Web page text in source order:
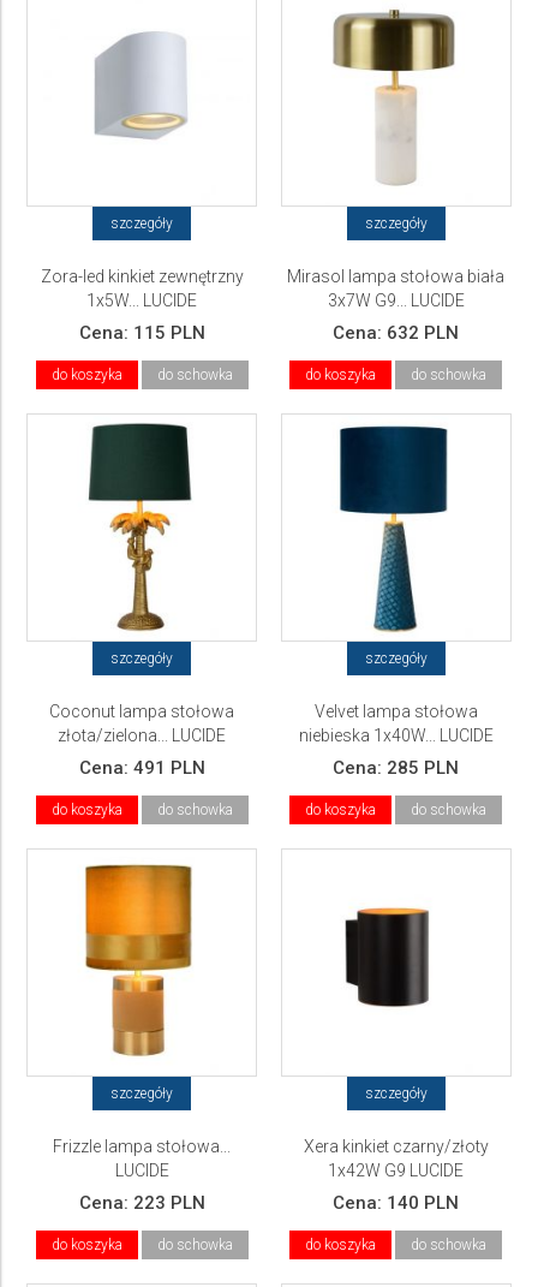
szczegóły
Zora-led kinkiet zewnętrzny
1x5W... LUCIDE
Cena: 115 PLN
do koszyka do schowka
szczegóły
Mirasol lampa stołowa biała
3x7W G9... LUCIDE
Cena: 632 PLN
do koszyka do schowka
szczegóły
Coconut lampa stołowa
złota/zielona... LUCIDE
Cena: 491 PLN
do koszyka do schowka
szczegóły
Velvet lampa stołowa
niebieska 1x40W... LUCIDE
Cena: 285 PLN
do koszyka do schowka
szczegóły
Frizzle lampa stołowa...
LUCIDE
Cena: 223 PLN
do koszyka do schowka
szczegóły
Xera kinkiet czarny/złoty
1x42W G9 LUCIDE
Cena: 140 PLN
do koszyka do schowka